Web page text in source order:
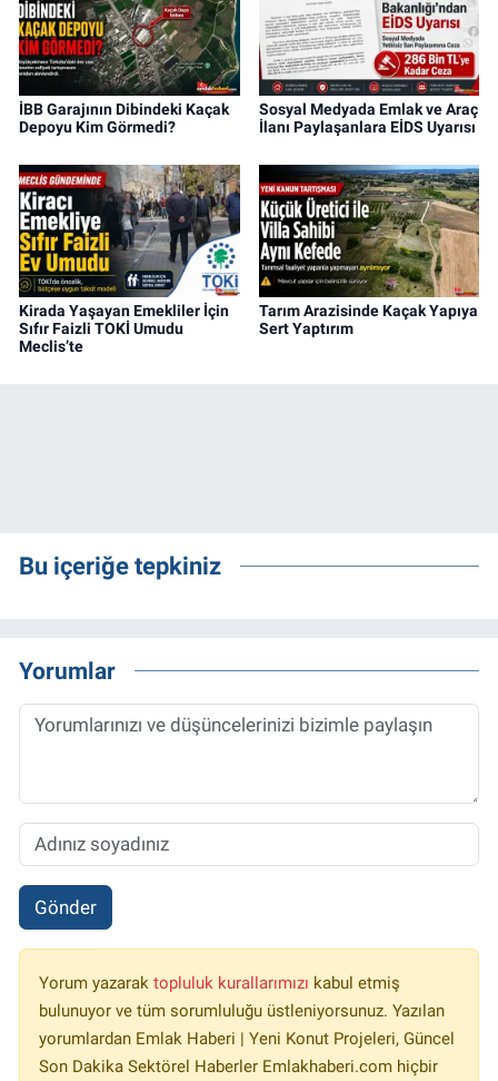
İBB Garajının Dibindeki Kaçak
Depoyu Kim Görmedi?
Sosyal Medyada Emlak ve Araç
İlanı Paylaşanlara EİDS Uyarısı
Kirada Yaşayan Emekliler İçin
Sıfır Faizli TOKİ Umudu
Meclis’te
Tarım Arazisinde Kaçak Yapıya
Sert Yaptırım
Bu içeriğe tepkiniz
Yorumlar
Gönder
Yorum yazarak topluluk kurallarımızı kabul etmiş
bulunuyor ve tüm sorumluluğu üstleniyorsunuz. Yazılan
yorumlardan Emlak Haberi | Yeni Konut Projeleri, Güncel
Son Dakika Sektörel Haberler Emlakhaberi.com hiçbir